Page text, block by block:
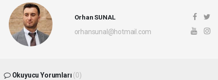
Orhan SUNAL
orhansunal@hotmail.com
Okuyucu Yorumları (0)